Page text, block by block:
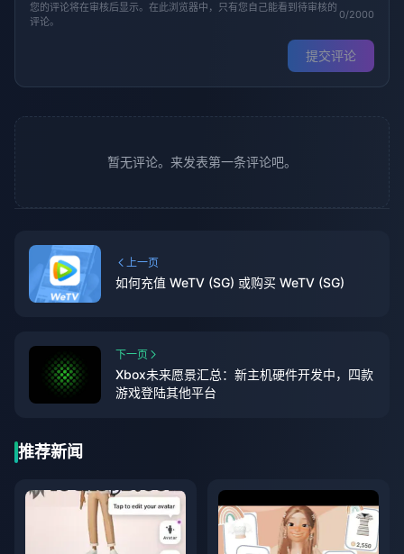
您的评论将在审核后显示。在此浏览器中，只有您自己能看到待审核的
评论。
0/2000
提交评论
暂无评论。来发表第一条评论吧。
上一页
如何充值 WeTV (SG) 或购买 WeTV (SG)
下一页
Xbox未来愿景汇总：新主机硬件开发中，四款
游戏登陆其他平台
推荐新闻